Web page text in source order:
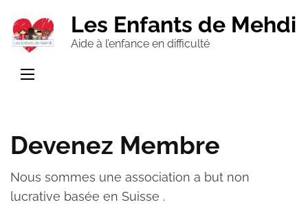
au
contenu
(Pressez
Les Enfants de Mehdi
Aide à l’enfance en difficulté
Devenez Membre
Nous sommes une association a but non
lucrative basée en Suisse .